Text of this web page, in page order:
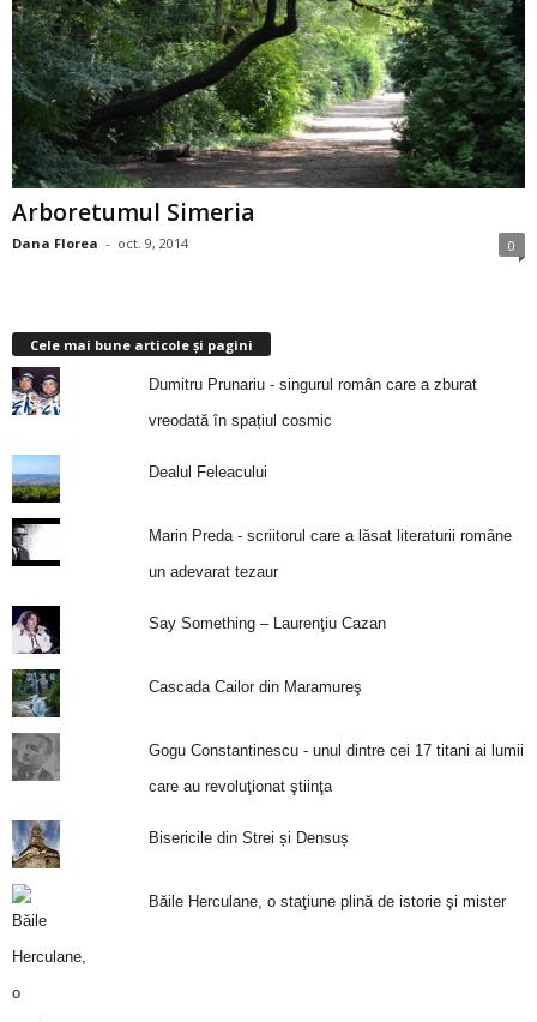
Arboretumul Simeria
Dana Florea - oct. 9, 2014 0
Cele mai bune articole și pagini
Dumitru Prunariu - singurul român care a zburat
vreodată în spațiul cosmic
Dealul Feleacului
Marin Preda - scriitorul care a lăsat literaturii române
un adevarat tezaur
Say Something – Laurenţiu Cazan
Cascada Cailor din Maramureş
Gogu Constantinescu - unul dintre cei 17 titani ai lumii
care au revoluţionat ştiinţa
Bisericile din Strei și Densuș
Băile Herculane, o staţiune plină de istorie şi mister